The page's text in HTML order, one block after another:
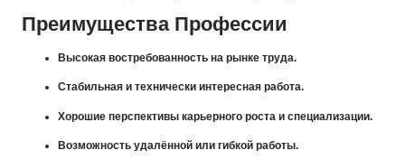
Преимущества Профессии
Высокая востребованность на рынке труда.
Стабильная и технически интересная работа.
Хорошие перспективы карьерного роста и специализации.
Возможность удалённой или гибкой работы.